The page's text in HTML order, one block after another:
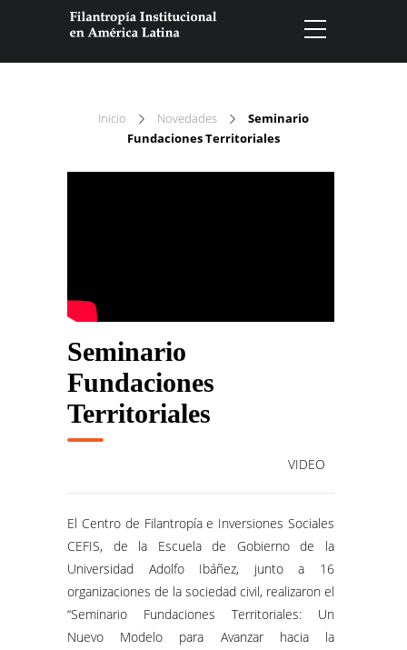
Inicio Novedades
Seminario
Fundaciones Territoriales
Seminario
Fundaciones
Territoriales
VIDEO
El Centro de Filantropía e Inversiones Sociales
CEFIS, de la Escuela de Gobierno de la
Universidad Adolfo Ibáñez, junto a 16
organizaciones de la sociedad civil, realizaron el
“Seminario Fundaciones Territoriales: Un
Nuevo Modelo para Avanzar hacia la